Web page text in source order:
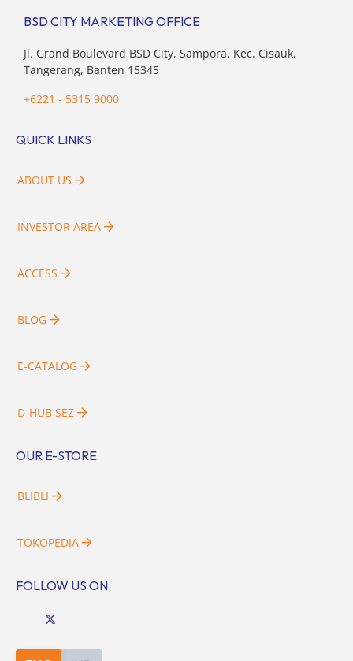
BSD CITY MARKETING OFFICE
Jl. Grand Boulevard BSD City, Sampora, Kec. Cisauk,
Tangerang, Banten 15345
+6221 - 5315 9000
QUICK LINKS
ABOUT US
INVESTOR AREA
ACCESS
BLOG
E-CATALOG
D-HUB SEZ
OUR E-STORE
BLIBLI
TOKOPEDIA
FOLLOW US ON